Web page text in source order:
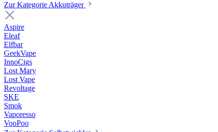
Zur Kategorie Akkuträger
Aspire
Eleaf
Elfbar
GeekVape
InnoCigs
Lost Mary
Lost Vape
Revoltage
SKE
Smok
Vaporesso
VooPoo